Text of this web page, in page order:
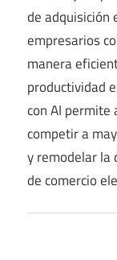
de adquisición
empresarios
manera
productividad
con AI permite
competir a
y remodelar la
de comercio